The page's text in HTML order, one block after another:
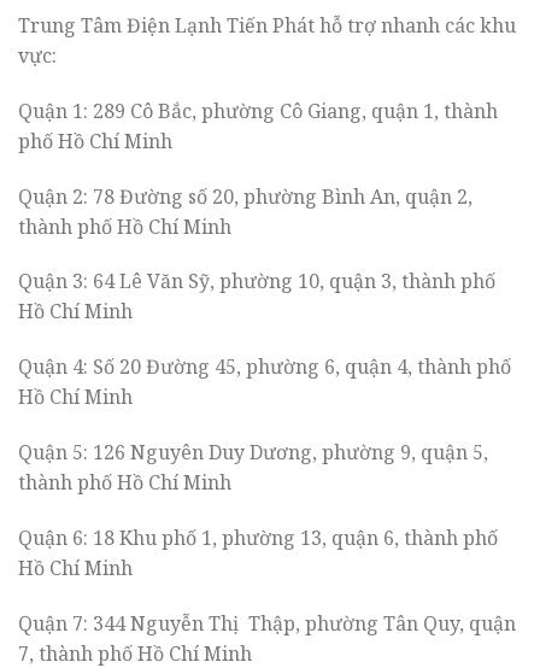
Trung Tâm Điện Lạnh Tiến Phát hỗ trợ nhanh các khu
vực:
Quận 1: 289 Cô Bắc, phường Cô Giang, quận 1, thành
phố Hồ Chí Minh
Quận 2: 78 Đường số 20, phường Bình An, quận 2,
thành phố Hồ Chí Minh
Quận 3: 64 Lê Văn Sỹ, phường 10, quận 3, thành phố
Hồ Chí Minh
Quận 4: Số 20 Đường 45, phường 6, quận 4, thành phố
Hồ Chí Minh
Quận 5: 126 Nguyên Duy Dương, phường 9, quận 5,
thành phố Hồ Chí Minh
Quận 6: 18 Khu phố 1, phường 13, quận 6, thành phố
Hồ Chí Minh
Quận 7: 344 Nguyễn Thị Thập, phường Tân Quy, quận
7, thành phố Hồ Chí Minh